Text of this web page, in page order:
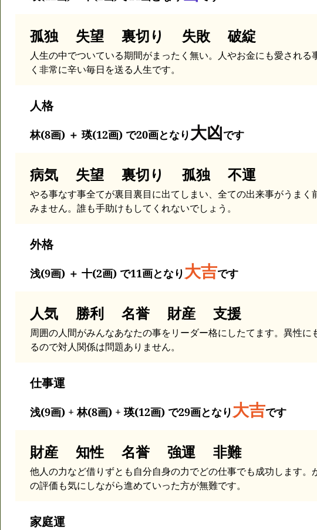
孤独 失望 裏切り 失敗 破綻
人生の中でついている期間がまったく無い。人やお金にも愛される
く非常に辛い毎日を送る人生です。
人格
林(8画) ＋ 瑛(12画) で20画となり 大凶です
病気 失望 裏切り 孤独 不運
やる事なす事全てが裏目裏目に出てしまい、全ての出来事がうまく
みません。誰も手助けもしてくれないでしょう。
外格
浅(9画) ＋ 十(2画) で11画となり 大吉です
人気 勝利 名誉 財産 支援
周囲の人間がみんなあなたの事をリーダー格にしたてます。異性に
るので対人関係は問題ありません。
仕事運
浅(9画) + 林(8画) + 瑛(12画) で29画となり 大吉です
財産 知性 名誉 強運 非難
他人の力など借りずとも自分自身の力でどの仕事でも成功します。
の評価も気にしながら進めていった方が無難です。
家庭運